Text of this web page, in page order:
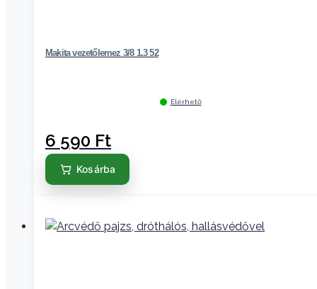
Makita vezetőlemez 3/8 1.3 52
Elérhető
6 590 Ft
Kosárba